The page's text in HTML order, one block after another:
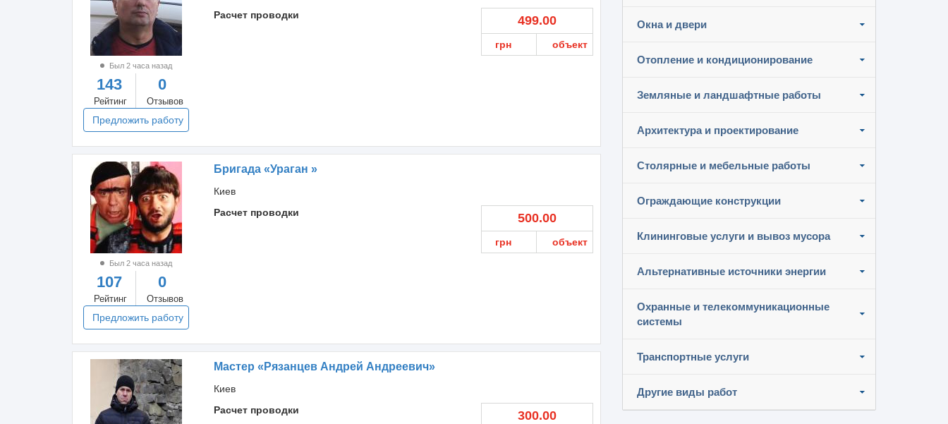
Окна и двери
Отопление и кондиционирование
Земляные и ландшафтные работы
Архитектура и проектирование
Столярные и мебельные работы
Ограждающие конструкции
Клининговые услуги и вывоз мусора
Альтернативные источники энергии
Охранные и телекоммуникационные
системы
Транспортные услуги
Другие виды работ
Был 2 часа назад
143
Рейтинг
0
Отзывов
Предложить работу
Расчет проводки
499.00
грн объект
Был 2 часа назад
107
Рейтинг
0
Отзывов
Предложить работу
Бригада «Ураган »
Киев
Расчет проводки
500.00
грн объект
Мастер «Рязанцев Aндрей Андреевич»
Киев
Расчет проводки
300.00